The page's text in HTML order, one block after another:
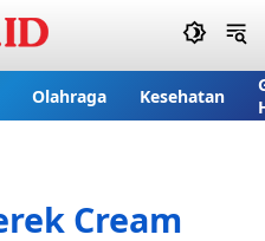
Olahraga Kesehatan
Cream